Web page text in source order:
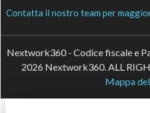
Contatta il nostro team per
Nextwork360 - Codice fiscale e
2026 Nextwork360. ALL
Mappa